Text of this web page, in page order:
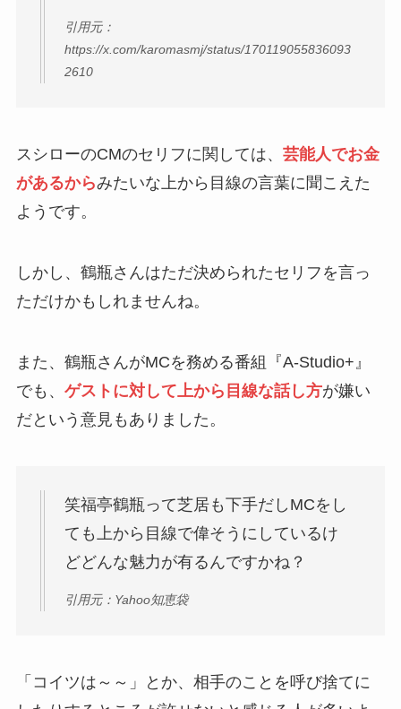
引用元：
https://x.com/karomasmj/status/170119055836093
2610
スシローのCMのセリフに関しては、 芸能人でお金
があるからみたいな上から目線の言葉に聞こえた
ようです。
しかし、鶴瓶さんはただ決められたセリフを言っ
ただけかもしれませんね。
また、鶴瓶さんがMCを務める番組『A-Studio+』
でも、 ゲストに対して上から目線な話し方が嫌い
だという意見もありました。
笑福亭鶴瓶って芝居も下手だしMCをし
ても上から目線で偉そうにしているけ
どどんな魅力が有るんですかね？
引用元：Yahoo知恵袋
「コイツは～～」とか、相手のことを呼び捨てに